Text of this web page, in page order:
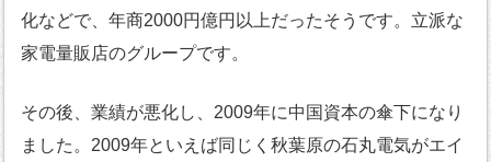
化などで、年商2000円億円以上だったそうです。立派な
家電量販店のグループです。
その後、業績が悪化し、2009年に中国資本の傘下になり
ました。2009年といえば同じく秋葉原の石丸電気がエイ